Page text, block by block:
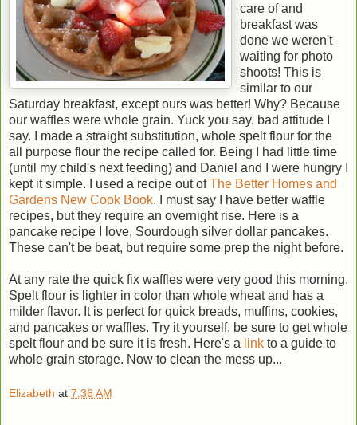
care of and
breakfast was
done we weren't
waiting for photo
shoots! This is
similar to our
Saturday breakfast, except ours was better! Why? Because
our waffles were whole grain. Yuck you say, bad attitude I
say. I made a straight substitution, whole spelt flour for the
all purpose flour the recipe called for. Being I had little time
(until my child's next feeding) and Daniel and I were hungry I
kept it simple. I used a recipe out ofThe Better Homes and
Gardens New Cook Book. I must say I have better waffle
recipes, but they require an overnight rise. Here is a
pancake recipe I love, Sourdough silver dollar pancakes.
These can't be beat, but require some prep the night before.
At any rate the quick fix waffles were very good this morning.
Spelt flour is lighter in color than whole wheat and has a
milder flavor. It is perfect for quick breads, muffins, cookies,
and pancakes or waffles. Try it yourself, be sure to get whole
spelt flour and be sure it is fresh. Here's a link to a guide to
whole grain storage. Now to clean the mess up...
Elizabeth at 7:36 AM